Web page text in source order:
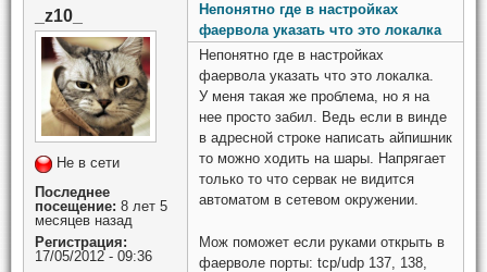
_z10_
Не в сети
Последнее
посещение: 8 лет 5
месяцев назад
Регистрация:
17/05/2012 - 09:36
Непонятно где в настройках
фаервола указать что это локалка
Непонятно где в настройках
фаервола указать что это локалка.
У меня такая же проблема, но я на
нее просто забил. Ведь если в винде
в адресной строке написать айпишник
то можно ходить на шары. Напрягает
только то что сервак не видится
автоматом в сетевом окружении.
Мож поможет если руками открыть в
фаерволе порты: tcp/udp 137, 138,